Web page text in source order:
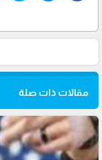
مقالات ذات صلة